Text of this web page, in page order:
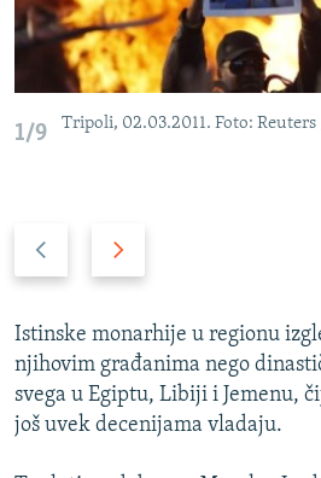
1/9 Tripoli, 02.03.2011. Foto:
t
h
o
d
e
d
n
i
Istinske monarhije u regionu
njihovim građanima nego
svega u Egiptu, Libiji i Jemenu,
još uvek decenijama vladaju.